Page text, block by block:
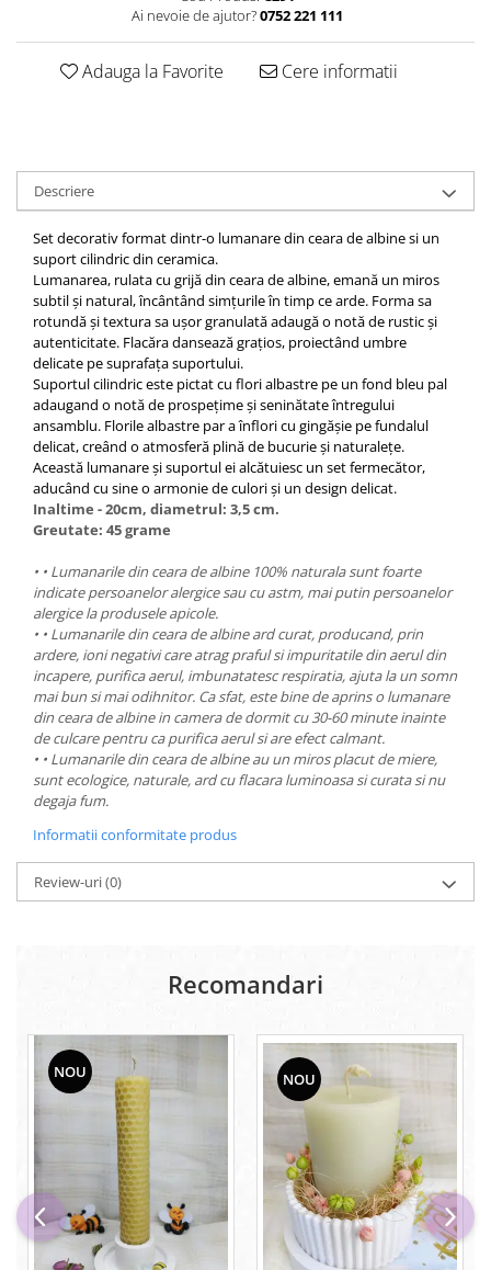
Ai nevoie de ajutor?0752 221 111
Adauga la Favorite Cere informatii
Descriere
Set decorativ format dintr-o lumanare din ceara de albine si un
suport cilindric din ceramica.
Lumanarea, rulata cu grijă din ceara de albine, emană un miros
subtil și natural, încântând simțurile în timp ce arde. Forma sa
rotundă și textura sa ușor granulată adaugă o notă de rustic și
autenticitate. Flacăra dansează grațios, proiectând umbre
delicate pe suprafața suportului.
Suportul cilindric este pictat cu flori albastre pe un fond bleu pal
adaugand o notă de prospețime și seninătate întregului
ansamblu. Florile albastre par a înflori cu gingășie pe fundalul
delicat, creând o atmosferă plină de bucurie și naturalețe.
Această lumanare și suportul ei alcătuiesc un set fermecător,
aducând cu sine o armonie de culori și un design delicat.
Inaltime - 20cm, diametrul: 3,5 cm.
Greutate: 45 grame
• • Lumanarile din ceara de albine 100% naturala sunt foarte
indicate persoanelor alergice sau cu astm, mai putin persoanelor
alergice la produsele apicole.
• • Lumanarile din ceara de albine ard curat, producand, prin
ardere, ioni negativi care atrag praful si impuritatile din aerul din
incapere, purifica aerul, imbunatatesc respiratia, ajuta la un somn
mai bun si mai odihnitor. Ca sfat, este bine de aprins o lumanare
din ceara de albine in camera de dormit cu 30-60 minute inainte
de culcare pentru ca purifica aerul si are efect calmant.
• • Lumanarile din ceara de albine au un miros placut de miere,
sunt ecologice, naturale, ard cu flacara luminoasa si curata si nu
degaja fum.
Informatii conformitate produs
Review-uri(0)
Recomandari
NOU NOU